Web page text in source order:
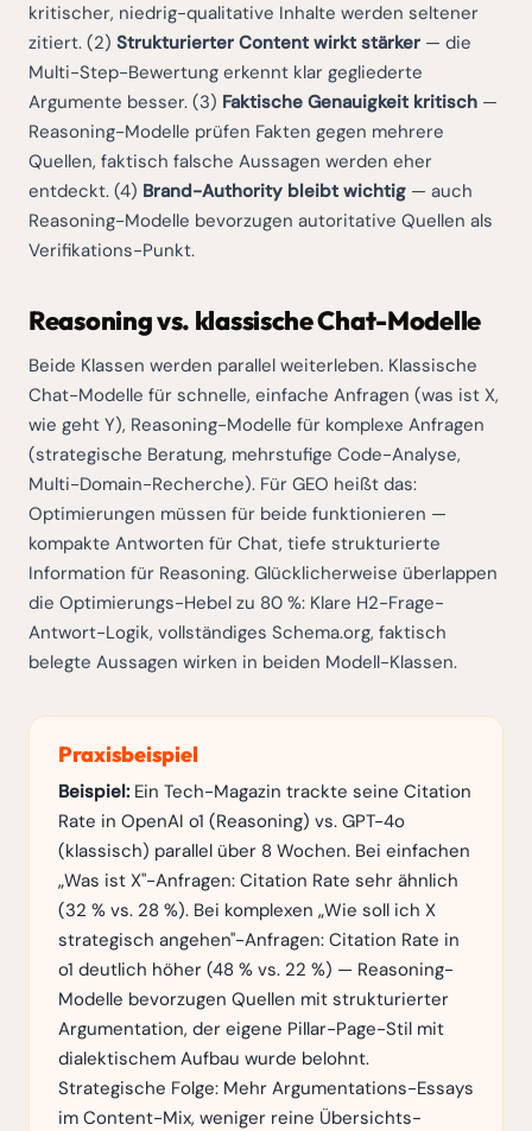
kritischer, niedrig-qualitative Inhalte werden seltener
zitiert. (2) Strukturierter Content wirkt stärker — die
Multi-Step-Bewertung erkennt klar gegliederte
Argumente besser. (3) Faktische Genauigkeit kritisch —
Reasoning-Modelle prüfen Fakten gegen mehrere
Quellen, faktisch falsche Aussagen werden eher
entdeckt. (4) Brand-Authority bleibt wichtig — auch
Reasoning-Modelle bevorzugen autoritative Quellen als
Verifikations-Punkt.
Reasoning vs. klassische Chat-Modelle
Beide Klassen werden parallel weiterleben. Klassische
Chat-Modelle für schnelle, einfache Anfragen (was ist X,
wie geht Y), Reasoning-Modelle für komplexe Anfragen
(strategische Beratung, mehrstufige Code-Analyse,
Multi-Domain-Recherche). Für GEO heißt das:
Optimierungen müssen für beide funktionieren —
kompakte Antworten für Chat, tiefe strukturierte
Information für Reasoning. Glücklicherweise überlappen
die Optimierungs-Hebel zu 80 %: Klare H2-Frage-
Antwort-Logik, vollständiges Schema.org, faktisch
belegte Aussagen wirken in beiden Modell-Klassen.
Praxisbeispiel
Beispiel:Ein Tech-Magazin trackte seine Citation
Rate in OpenAI o1 (Reasoning) vs. GPT-4o
(klassisch) parallel über 8 Wochen. Bei einfachen
„Was ist X"-Anfragen: Citation Rate sehr ähnlich
(32 % vs. 28 %). Bei komplexen „Wie soll ich X
strategisch angehen"-Anfragen: Citation Rate in
o1 deutlich höher (48 % vs. 22 %) — Reasoning-
Modelle bevorzugen Quellen mit strukturierter
Argumentation, der eigene Pillar-Page-Stil mit
dialektischem Aufbau wurde belohnt.
Strategische Folge: Mehr Argumentations-Essays
im Content-Mix, weniger reine Übersichts-